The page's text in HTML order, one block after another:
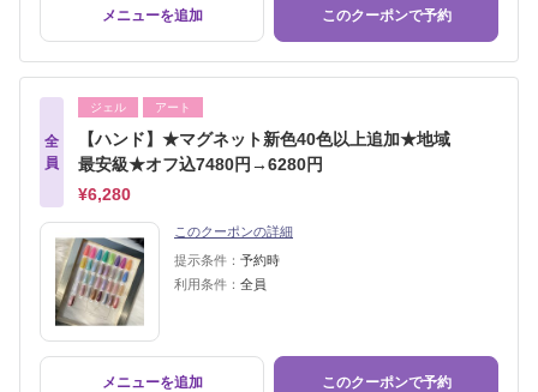
メニューを追加 このクーポンで予約
全
員
ジェル アート
【ハンド】★マグネット新色40色以上追加★地域
最安級★オフ込7480円→6280円
¥6,280
このクーポンの詳細
提示条件： 予約時
利用条件： 全員
メニューを追加 このクーポンで予約